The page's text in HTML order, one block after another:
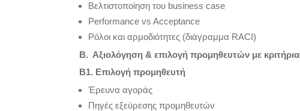
Βελτιστοποίηση του business case
Performance vs Acceptance
Ρόλοι και αρμοδιότητες (διάγραμμα RACI)
Β. Αξιολόγηση & επιλογή προμηθευτών με κριτήρια
Β1. Επιλογή προμηθευτή
Έρευνα αγοράς
Πηγές εξεύρεσης προμηθευτών